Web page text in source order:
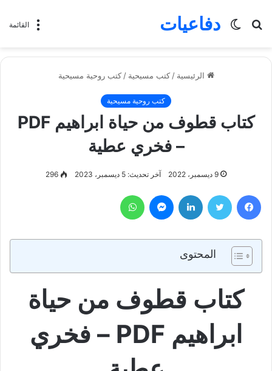
القائمة دفاعيات
بحث
الوضع
الرئيسية / كتب مسيحية / كتب روحية مسيحية
كتب روحية مسيحية
كتاب قطوف من حياة ابراهيم PDF
– فخري عطية
9 ديسمبر، 2022 آخر تحديث: 5 ديسمبر، 2023 296
فيسبوك تويتر لينكدإن ماسنجر
المحتوى
كتاب قطوف من حياة
ابراهيم PDF – فخري